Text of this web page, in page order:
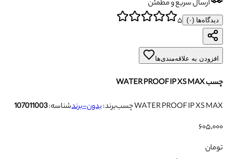
ارسال سریع و مطمئن
دیدگاه‌ها (۰) ۵
افزودن به علاقه‌مندی‌ها
چسب WATER PROOF IP XS MAX
چسب WATER PROOF IP XS MAX
برند:بدون-برندشناسه:107011003
۶۰۵٬۰۰۰
تومان